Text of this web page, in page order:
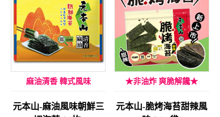
麻油清香 韓式風味
元本山-麻油風味朝鮮三
★非油炸 爽脆解饞★
元本山-脆烤海苔甜辣風